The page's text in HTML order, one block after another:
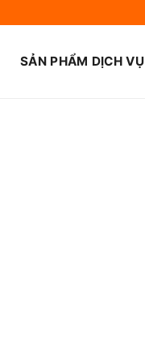
SẢN PHẨM DỊCH VỤ